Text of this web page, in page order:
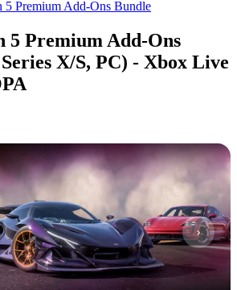
5 Premium Add-Ons Bundle
5 Premium Add-Ons
X/S, PC) - Xbox Live